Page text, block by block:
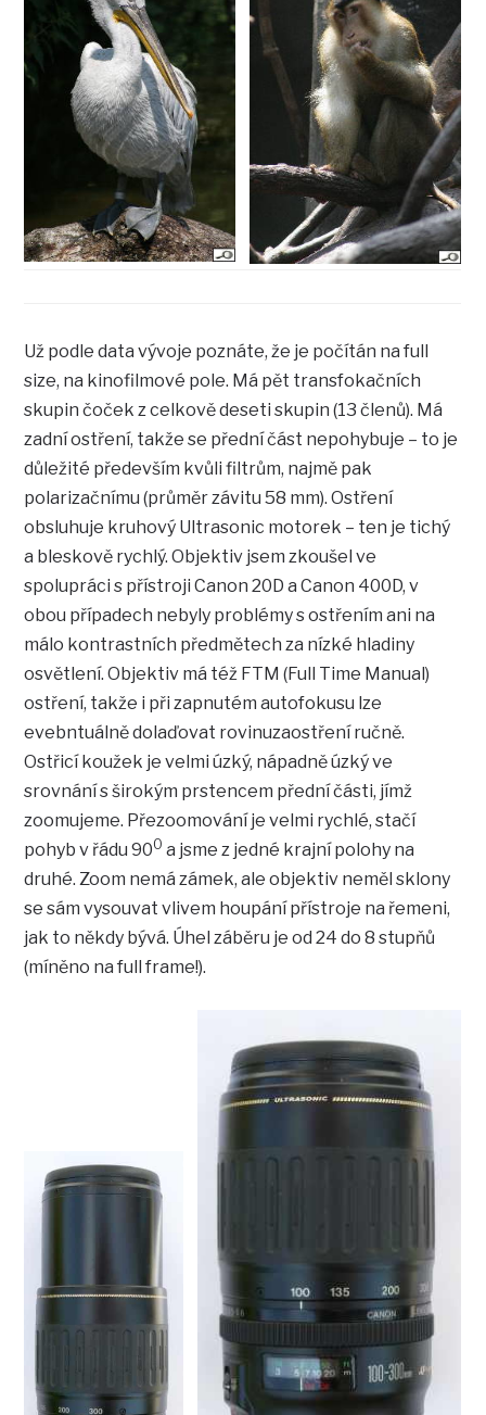
Už podle data vývoje poznáte, že je počítán na full
size, na kinofilmové pole. Má pět transfokačních
skupin čoček z celkově deseti skupin (13 členů). Má
zadní ostření, takže se přední část nepohybuje – to je
důležité především kvůli filtrům, najmě pak
polarizačnímu (průměr závitu 58 mm). Ostření
obsluhuje kruhový Ultrasonic motorek – ten je tichý
a bleskově rychlý. Objektiv jsem zkoušel ve
spolupráci s přístroji Canon 20D a Canon 400D, v
obou případech nebyly problémy s ostřením ani na
málo kontrastních předmětech za nízké hladiny
osvětlení. Objektiv má též FTM (Full Time Manual)
ostření, takže i při zapnutém autofokusu lze
evebntuálně dolaďovat rovinuzaostření ručně.
Ostřicí koužek je velmi úzký, nápadně úzký ve
srovnání s širokým prstencem přední části, jímž
zoomujeme. Přezoomování je velmi rychlé, stačí
pohyb v řádu 900 a jsme z jedné krajní polohy na
druhé. Zoom nemá zámek, ale objektiv neměl sklony
se sám vysouvat vlivem houpání přístroje na řemeni,
jak to někdy bývá. Úhel záběru je od 24 do 8 stupňů
(míněno na full frame!).